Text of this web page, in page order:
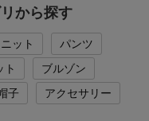
から探す
ニット
パンツ
ト
ブルゾン
子 アクセサリー